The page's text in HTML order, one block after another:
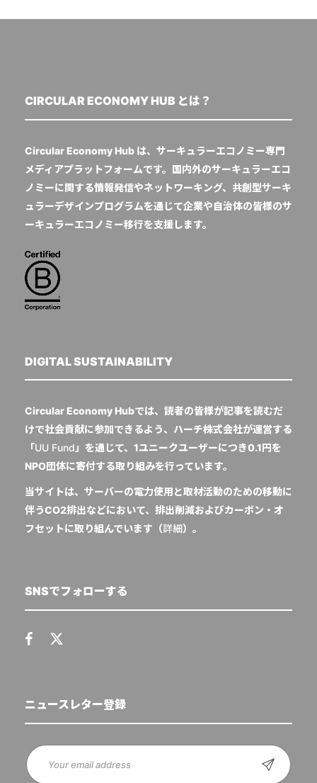
CIRCULAR ECONOMY HUB とは？
Circular Economy Hub は、サーキュラーエコノミー専門
メディアプラットフォームです。国内外のサーキュラーエコ
ノミーに関する情報発信やネットワーキング、共創型サーキ
ュラーデザインプログラムを通じて企業や自治体の皆様のサ
ーキュラーエコノミー移行を支援します。
DIGITAL SUSTAINABILITY
Circular Economy Hubでは、読者の皆様が記事を読むだ
けで社会貢献に参加できるよう、ハーチ株式会社が運営する
「UU Fund 」を通じて、1ユニークユーザーにつき0.1円を
NPO団体に寄付する取り組みを行っています。
当サイトは、サーバーの電力使用と取材活動のための移動に
伴うCO2排出などにおいて、排出削減およびカーボン・オ
フセットに取り組んでいます（詳細）。
SNSでフォローする
ニュースレター登録